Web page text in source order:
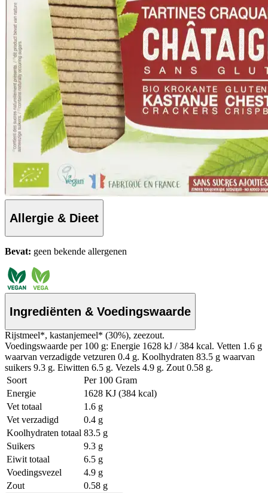
Allergie & Dieet
Bevat: geen bekende allergenen
Ingrediënten & Voedingswaarde
Rijstmeel*, kastanjemeel* (30%), zeezout.
Voedingswaarde per 100 g: Energie 1628 kJ / 384 kcal. Vetten 1.6 g
waarvan verzadigde vetzuren 0.4 g. Koolhydraten 83.5 g waarvan
suikers 9.3 g. Eiwitten 6.5 g. Vezels 4.9 g. Zout 0.58 g.
Soort
Per 100 Gram
Energie
1628 KJ (384 kcal)
Vet totaal
1.6 g
Vet verzadigd
0.4 g
Koolhydraten totaal 83.5 g
Suikers
9.3 g
Eiwit totaal
6.5 g
Voedingsvezel
4.9 g
Zout
0.58 g